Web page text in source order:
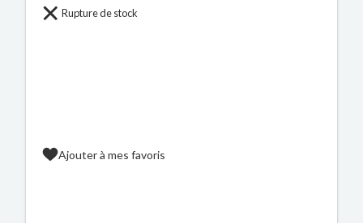
Rupture de stock
Ajouter à mes favoris